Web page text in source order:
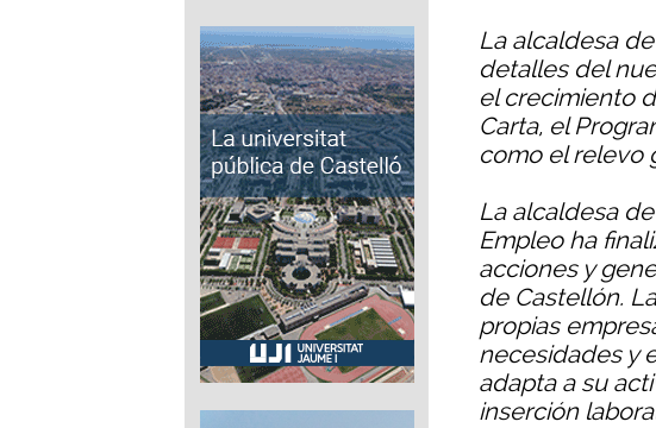
La alcaldesa
detalles del
el crecimiento
Carta, el
como el relevo
La alcaldesa
Empleo ha
acciones y
de Castellón.
propias
necesidades y
adapta a su
inserción